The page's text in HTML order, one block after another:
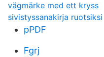
vägmärke med ett kryss
sivistyssanakirja ruotsiksi
pPDF
Fgrj